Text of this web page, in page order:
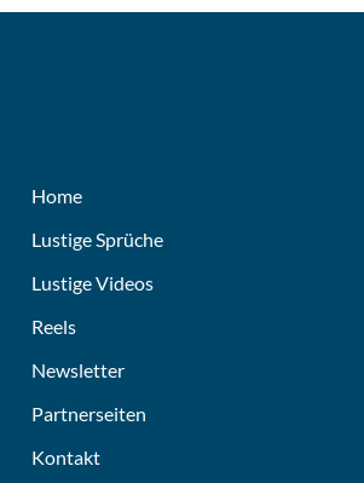
Home
Lustige Sprüche
Lustige Videos
Reels
Newsletter
Partnerseiten
Kontakt